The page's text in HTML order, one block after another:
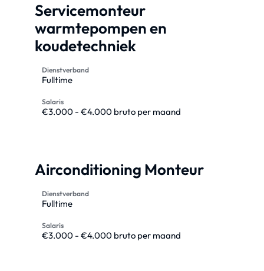
Servicemonteur
warmtepompen en
koudetechniek
Dienstverband
Fulltime
Salaris
€3.000 - €4.000 bruto per maand
Airconditioning Monteur
Dienstverband
Fulltime
Salaris
€3.000 - €4.000 bruto per maand